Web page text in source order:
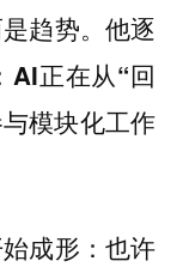
趋势。他逐
AI正在从“回
模块化工作
成形： 也许